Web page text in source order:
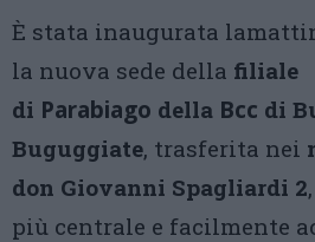
È stata inaugurata
la nuova sede della filiale
di Parabiago della Bcc di
Buguggiate, trasferita nei
don Giovanni Spagliardi 2
più centrale e facilmente